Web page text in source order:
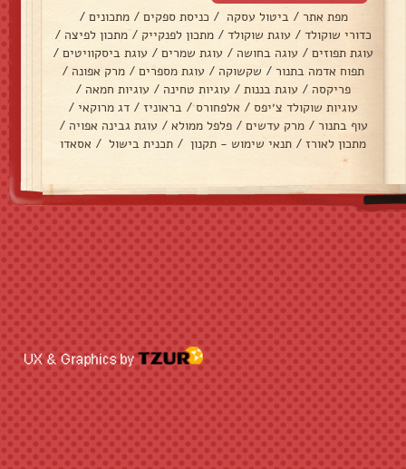
מפת אתר / ביטול עסקה / כניסת ספקים / מתכונים /
כדורי שוקולד / עוגת שוקולד / מתכון לפנקייק / מתכון לפיצה /
עוגת תפוזים / עוגה בחושה / עוגת שמרים / עוגת ביסקוויטים /
תפוח אדמה בתנור / שקשוקה / עוגת מספרים / מרק אפונה /
פריקסה / עוגת בננות / עוגיות טחינה / עוגיות חמאה /
עוגיות שוקולד צ׳יפס / אלפחורס/ בראוניז / דג מרוקאי /
עוף בתנור / מרק עדשים / פלפל ממולא / עוגת גבינה אפויה /
מתכון לאורז / תנאי שימוש - תקנון / תכנית בישול / אסאדו